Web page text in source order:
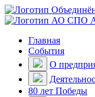
Главная
События
О
80 лет Победы